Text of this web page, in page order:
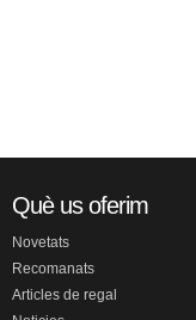
Què us oferim
Novetats
Recomanats
Articles de regal